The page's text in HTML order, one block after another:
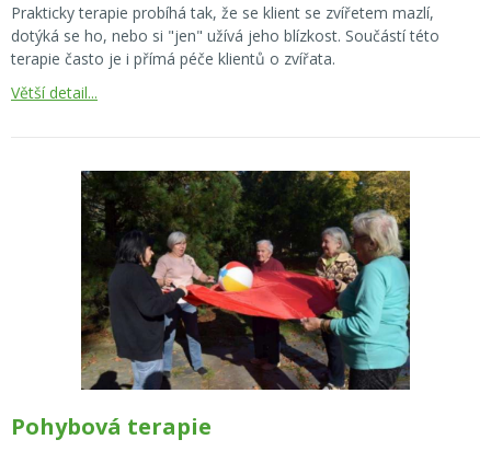
Prakticky terapie probíhá tak, že se klient se zvířetem mazlí,
dotýká se ho, nebo si "jen" užívá jeho blízkost. Součástí této
terapie často je i přímá péče klientů o zvířata.
Větší detail...
Pohybová terapie